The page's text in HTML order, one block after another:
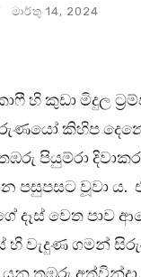
මාර්තු 14, 2024
හි කුඩා මිදුල
කිහිප
පියුම්රා
පසුපසට වූවා
දෑස් වෙත පාව
හි වැදුණ ගමන්